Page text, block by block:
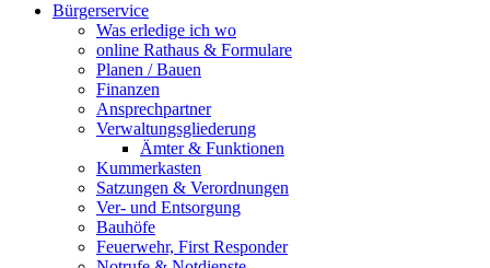
Bürgerservice
Was erledige ich wo
online Rathaus & Formulare
Planen / Bauen
Finanzen
Ansprechpartner
Verwaltungsgliederung
Ämter & Funktionen
Kummerkasten
Satzungen & Verordnungen
Ver- und Entsorgung
Bauhöfe
Feuerwehr, First Responder